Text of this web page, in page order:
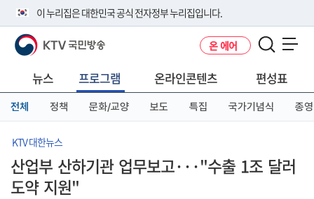
이 누리집은 대한민국 공식 전자정부 누리집입니다.
공식 누리집 주소 확인하기
니다.
이밖에 or.kr 또는 .kr등 다른 도메인 주소를 사용하고 있다면 아래 URL에
서 도메인 주소를 확인해 보세요
KTV 국민방송 온 에어
뉴스 프로그램 온라인콘텐츠 편성표
전체 정책 문화/교양 보도 특집 국가기념식 종영
KTV 대한뉴스
산업부 산하기관 업무보고···"수출 1조 달러
도약 지원"